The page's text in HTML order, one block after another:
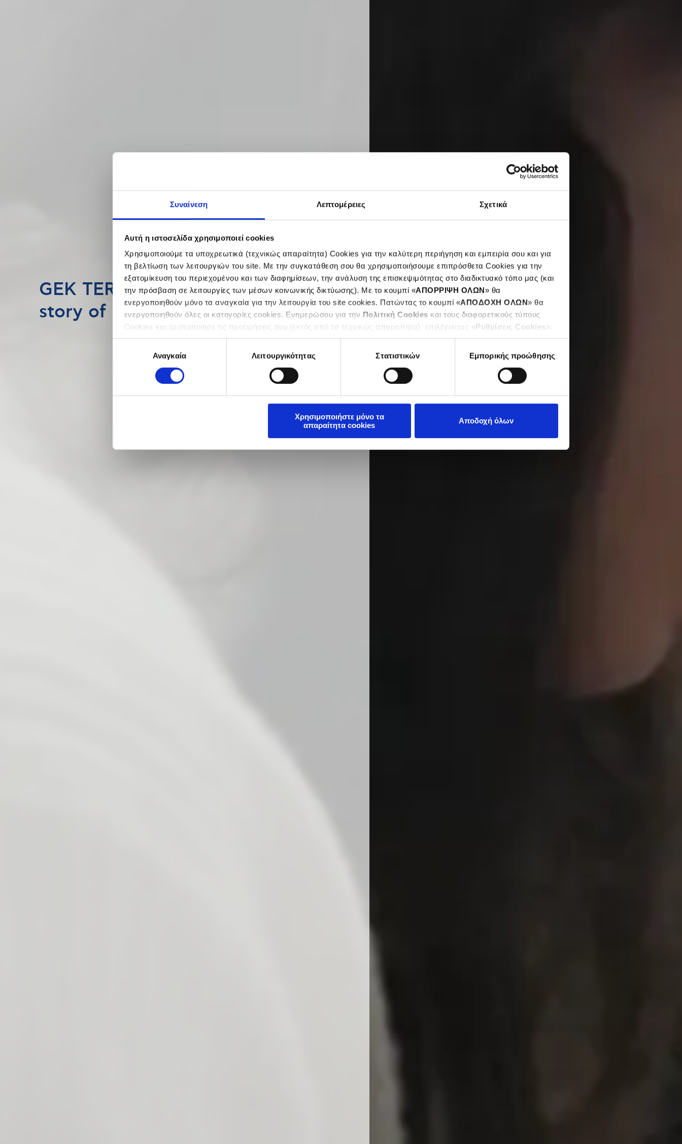
Συναίνεση Λεπτομέρειες Σχετικά
Αυτή η ιστοσελίδα χρησιμοποιεί cookies
Χρησιμοποιούμε τα υποχρεωτικά (τεχνικώς απαραίτητα) Cookies για την καλύτερη περιήγηση και εμπειρία σου και για
τη βελτίωση των λειτουργιών του site. Με την συγκατάθεση σου θα χρησιμοποιήσουμε επιπρόσθετα Cookies για την
εξατομίκευση του περιεχομένου και των διαφημίσεων, την ανάλυση της επισκεψιμότητας στο διαδικτυακό τόπο μας (και
την πρόσβαση σε λειτουργίες των μέσων κοινωνικής δικτύωσης). Με το κουμπί «ΑΠΟΡΡΙΨΗ ΟΛΩΝ» θα
ενεργοποιηθούν μόνο τα αναγκαία για την λειτουργία του site cookies. Πατώντας το κουμπί «ΑΠΟΔΟΧΗ ΟΛΩΝ» θα
ενεργοποιηθούν όλες οι κατηγορίες cookies. Ενημερώσου για την Πολιτική Cookies και τους διαφορετικούς τύπους
Cookies και τροποποίησε τις προτιμήσεις σου (εκτός από τα τεχνικώς απαραίτητα) επιλέγοντας «Ρυθμίσεις Cookies».
συγκατάθεσηςΑναγκαία Λειτουργικότητας Στατιστικών Εμπορικής προώθησης
Χρησιμοποιήστε μόνο τα
απαραίτητα cookies
Αποδοχή όλων
GEK TERNA – NTUA: The
story of Mariliza